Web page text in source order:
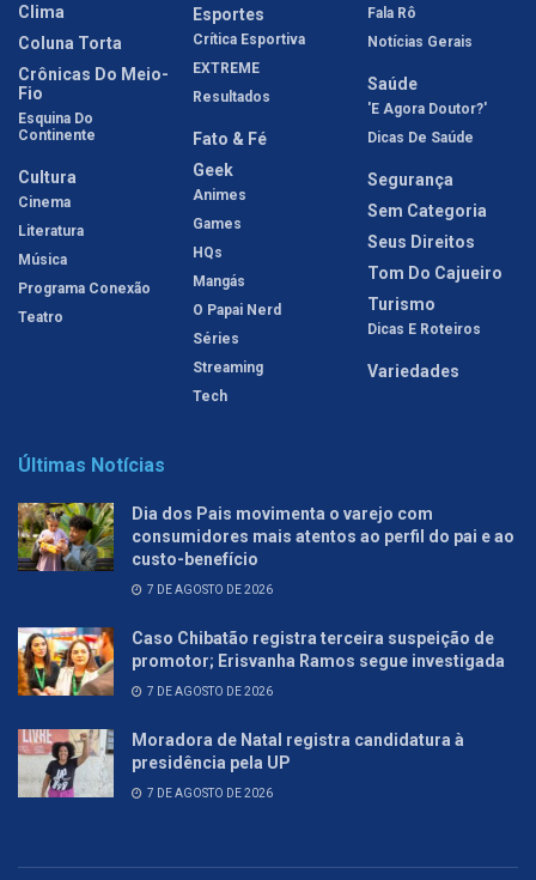
Clima
Coluna Torta
Crônicas Do Meio-
Fio
Esquina Do
Continente
Cultura
Cinema
Literatura
Música
Programa Conexão
Teatro
Esportes
Crítica Esportiva
EXTREME
Resultados
Fato & Fé
Geek
Animes
Games
HQs
Mangás
O Papai Nerd
Séries
Streaming
Tech
Fala Rô
Notícias Gerais
Saúde
'E Agora Doutor?'
Dicas De Saúde
Segurança
Sem Categoria
Seus Direitos
Tom Do Cajueiro
Turismo
Dicas E Roteiros
Variedades
Últimas Notícias
Dia dos Pais movimenta o varejo com
consumidores mais atentos ao perfil do pai e ao
custo-benefício
7 DE AGOSTO DE 2026
Caso Chibatão registra terceira suspeição de
promotor; Erisvanha Ramos segue investigada
7 DE AGOSTO DE 2026
Moradora de Natal registra candidatura à
presidência pela UP
7 DE AGOSTO DE 2026